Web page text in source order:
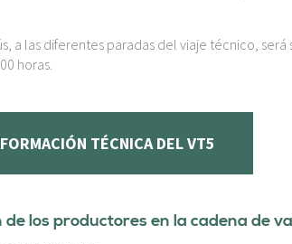
a las diferentes paradas del viaje técnico, será
horas.
TÉCNICA DEL VT5
los productores en la cadena de